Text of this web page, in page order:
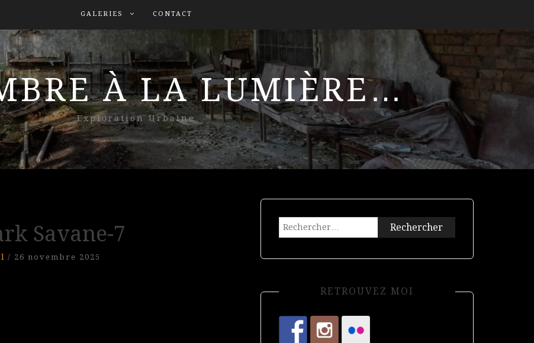
GALERIES CONTACT
À LA LUMIÈRE…
Exploration Urbaine
Savane-7
/ 26 novembre 2025
Rechercher :
RETROUVEZ MOI